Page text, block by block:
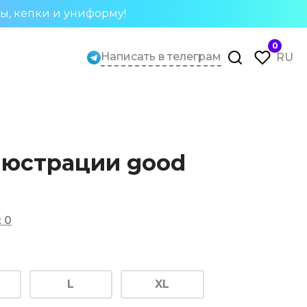
кепки и униформу!
Написать в телеграм
0
RU
good
0
L XL